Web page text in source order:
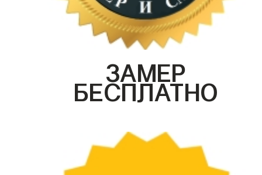
ЗАМЕР
БЕСПЛАТНО